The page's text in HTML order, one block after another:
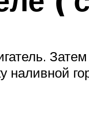
наливной